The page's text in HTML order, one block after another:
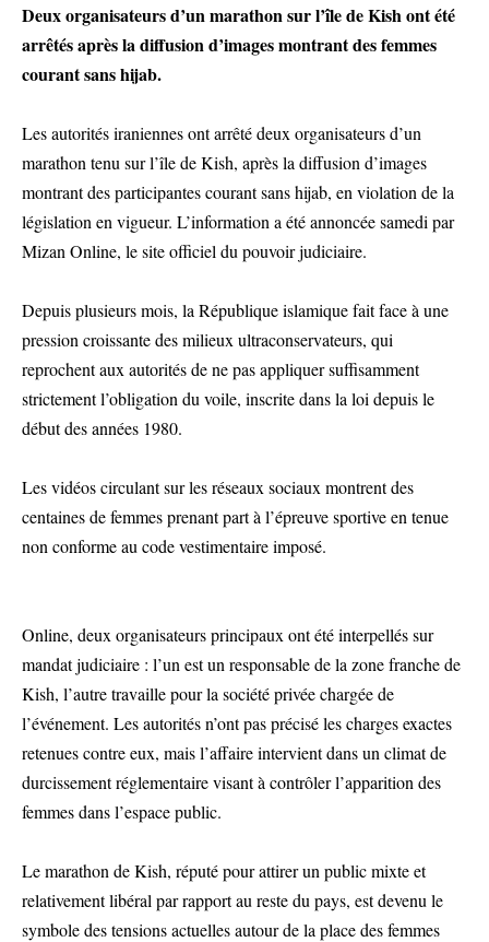
Deux organisateurs d’un marathon sur l’île de Kish ont été
arrêtés après la diffusion d’images montrant des femmes
courant sans hijab.
Les autorités iraniennes ont arrêté deux organisateurs d’un
marathon tenu sur l’île de Kish, après la diffusion d’images
montrant des participantes courant sans hijab, en violation de la
législation en vigueur. L’information a été annoncée samedi par
Mizan Online, le site officiel du pouvoir judiciaire.
Depuis plusieurs mois, la République islamique fait face à une
pression croissante des milieux ultraconservateurs, qui
reprochent aux autorités de ne pas appliquer suffisamment
strictement l’obligation du voile, inscrite dans la loi depuis le
début des années 1980.
Les vidéos circulant sur les réseaux sociaux montrent des
centaines de femmes prenant part à l’épreuve sportive en tenue
non conforme au code vestimentaire imposé.
Online, deux organisateurs principaux ont été interpellés sur
mandat judiciaire : l’un est un responsable de la zone franche de
Kish, l’autre travaille pour la société privée chargée de
l’événement. Les autorités n’ont pas précisé les charges exactes
retenues contre eux, mais l’affaire intervient dans un climat de
durcissement réglementaire visant à contrôler l’apparition des
femmes dans l’espace public.
Le marathon de Kish, réputé pour attirer un public mixte et
relativement libéral par rapport au reste du pays, est devenu le
symbole des tensions actuelles autour de la place des femmes